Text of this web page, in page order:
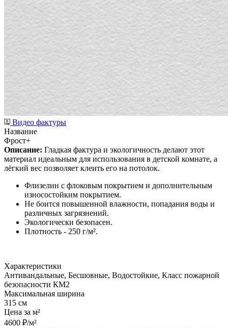
Видео фактуры
Название
Фрост+
Описание: Гладкая фактура и экологичность делают этот
материал идеальным для использования в детской комнате, а
лёгкий вес позволяет клеить его на потолок.
Флизелин с флоковым покрытием и дополнительным
износостойким покрытием.
Не боится повышенной влажности, попадания воды и
различных загрязнений.
Экологически безопасен.
Плотность - 250 г/м².
Характеристики
Антивандальные, Бесшовные, Водостойкие, Класс пожарной
безопасности КМ2
Максимальная ширина
315 см
Цена за м²
4600 ₽/м²